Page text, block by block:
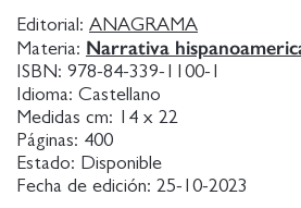
sumerge en las tormentas de
atómicas, en las mortíferas
Fría y en el nacimiento del
La obra comienza con un
Ehrenfest, físico austriaco y
Einstein, acabó con la vida de su
de suicidarse, convencido de que
ciencia había sido corrompida
Editorial: ANAGRAMA
Materia: Narrativa
ISBN: 978-84-339-1100-1
Idioma: Castellano
Medidas cm:
14 x 22
Páginas: 400
Estado: Disponible
Fecha de edición: 25-10-2023